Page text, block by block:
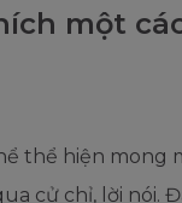
một
thể hiện mong
cử chỉ, lời nói.